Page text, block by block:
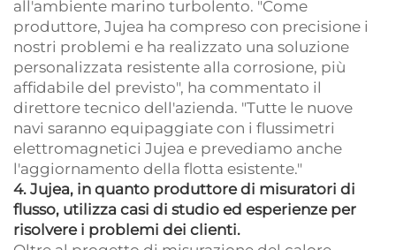
all'ambiente marino turbolento. "Come
produttore, Jujea ha compreso con precisione i
nostri problemi e ha realizzato una soluzione
personalizzata resistente alla corrosione, più
affidabile del previsto", ha commentato il
direttore tecnico dell'azienda. "Tutte le nuove
navi saranno equipaggiate con i flussimetri
elettromagnetici Jujea e prevediamo anche
l'aggiornamento della flotta esistente."
4. Jujea, in quanto produttore di misuratori di
flusso, utilizza casi di studio ed esperienze per
risolvere i problemi dei clienti.